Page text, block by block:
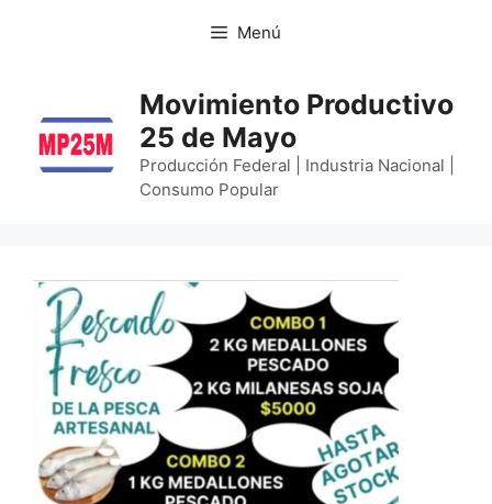
Menú
Movimiento Productivo
25 de Mayo
Producción Federal | Industria Nacional |
Consumo Popular